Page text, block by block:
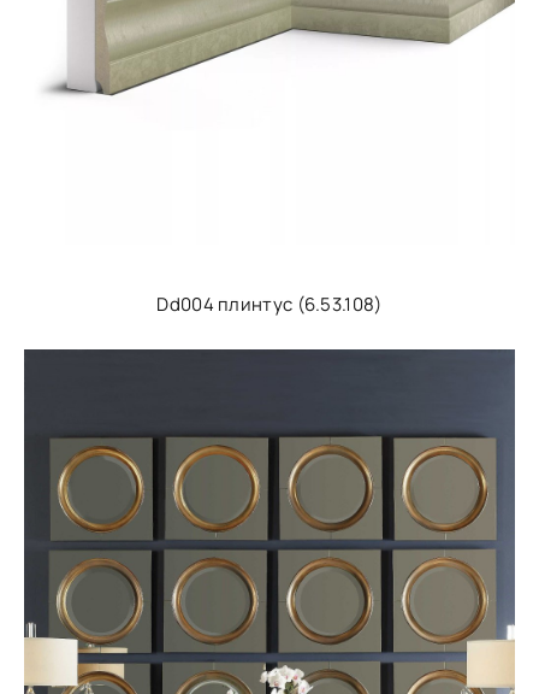
Dd004 плинтус (6.53.108)